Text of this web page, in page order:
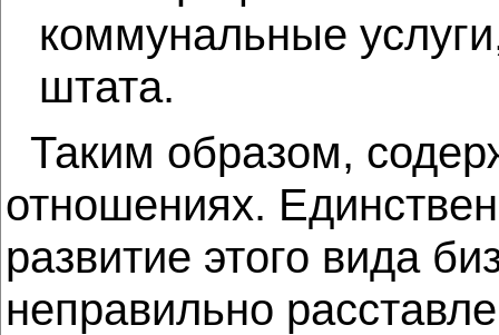
коммунальные
штата.
Таким образом,
отношениях.
развитие этого вида
неправильно